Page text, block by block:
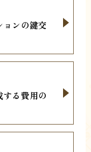
ンの鍵交
る費用の